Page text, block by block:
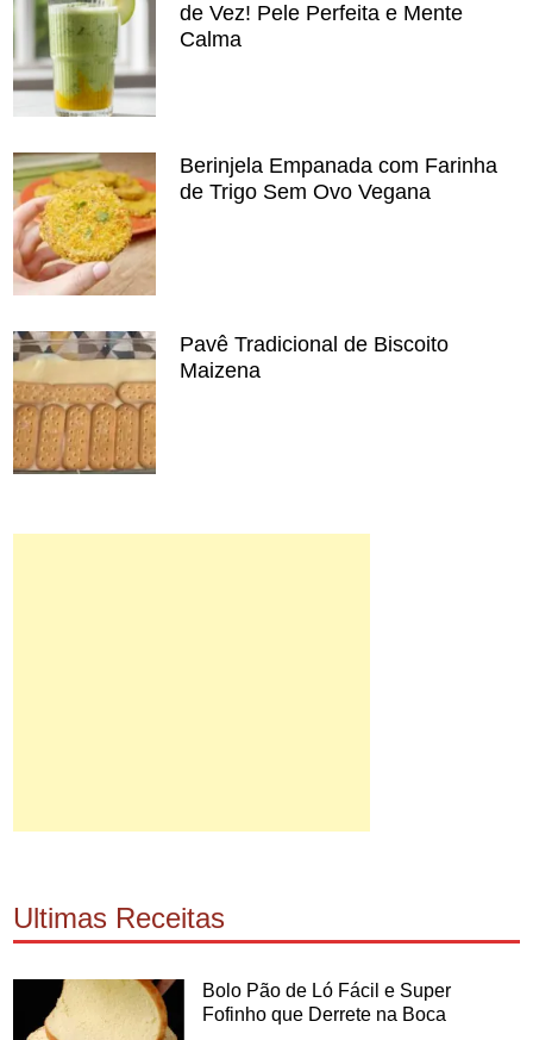
de Vez! Pele Perfeita e Mente
Calma
Berinjela Empanada com Farinha
de Trigo Sem Ovo Vegana
Pavê Tradicional de Biscoito
Maizena
Ultimas Receitas
Bolo Pão de Ló Fácil e Super
Fofinho que Derrete na Boca